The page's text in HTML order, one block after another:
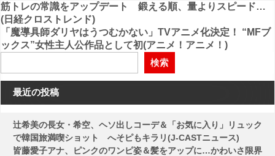
投
稿
ナ
ゲ
ー
シ
ョ
筋トレの常識をアップデート 鍛える順、量よりスピード…
(日経クロストレンド)
「魔導具師ダリヤはうつむかない」TVアニメ化決定！ “MFブ
ックス”女性主人公作品として初(アニメ！アニメ！)
検索
最近の投稿
辻希美の長女・希空、ヘソ出しコーデ＆「お気に入り」リュック
で韓国旅満喫ショット へそピもキラリ(J-CASTニュース)
皆藤愛子アナ、ピンクのワンピ姿＆髪をアップに…かわいさ限界